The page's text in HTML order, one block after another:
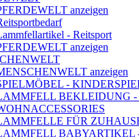
anzeigen
- Reitsport
anzeigen
anzeigen
-
BEKLEIDUNG -
FÜR
BABYARTIKEL